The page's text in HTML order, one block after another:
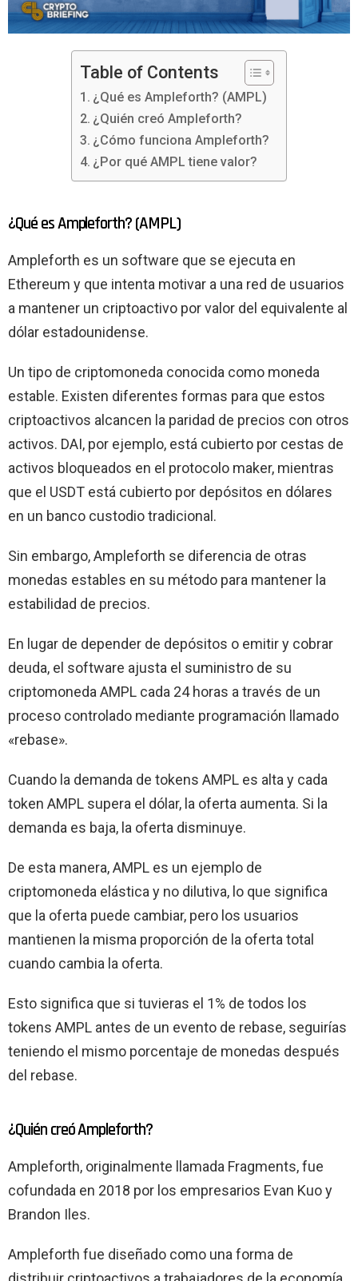
Table of Contents
¿Qué es Ampleforth? (AMPL)
¿Quién creó Ampleforth?
¿Cómo funciona Ampleforth?
¿Por qué AMPL tiene valor?
¿Qué es Ampleforth? (AMPL)
Ampleforth es un software que se ejecuta en
Ethereum y que intenta motivar a una red de usuarios
a mantener un criptoactivo por valor del equivalente al
dólar estadounidense.
Un tipo de criptomoneda conocida como moneda
estable. Existen diferentes formas para que estos
criptoactivos alcancen la paridad de precios con otros
activos. DAI, por ejemplo, está cubierto por cestas de
activos bloqueados en el protocolo maker, mientras
que el USDT está cubierto por depósitos en dólares
en un banco custodio tradicional.
Sin embargo, Ampleforth se diferencia de otras
monedas estables en su método para mantener la
estabilidad de precios.
En lugar de depender de depósitos o emitir y cobrar
deuda, el software ajusta el suministro de su
criptomoneda AMPL cada 24 horas a través de un
proceso controlado mediante programación llamado
«rebase».
Cuando la demanda de tokens AMPL es alta y cada
token AMPL supera el dólar, la oferta aumenta. Si la
demanda es baja, la oferta disminuye.
De esta manera, AMPL es un ejemplo de
criptomoneda elástica y no dilutiva, lo que significa
que la oferta puede cambiar, pero los usuarios
mantienen la misma proporción de la oferta total
cuando cambia la oferta.
Esto significa que si tuvieras el 1% de todos los
tokens AMPL antes de un evento de rebase, seguirías
teniendo el mismo porcentaje de monedas después
del rebase.
¿Quién creó Ampleforth?
Ampleforth, originalmente llamada Fragments, fue
cofundada en 2018 por los empresarios Evan Kuo y
Brandon Iles.
Ampleforth fue diseñado como una forma de